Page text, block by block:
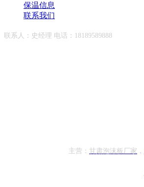
保温信息
联系我们
联系人：史经理 电话：18189589888
主营： 甘肃泡沫板厂家 ，